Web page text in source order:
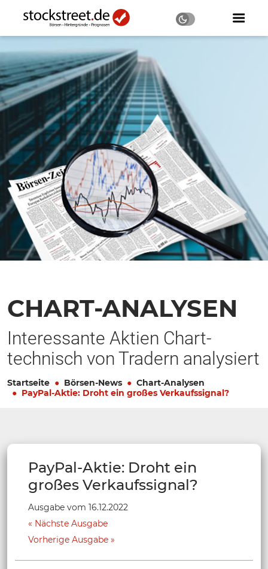
CHART-ANALYSEN
Interessante Aktien Chart-
technisch von Tradern analysiert
Startseite Börsen-News
Chart-Analysen
PayPal-Aktie: Droht ein großes Verkaufssignal?
PayPal-Aktie: Droht ein
großes Verkaufssignal?
Ausgabe vom 16.12.2022
Nächste Ausgabe
Vorherige Ausgabe